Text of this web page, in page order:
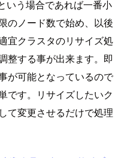
いう場合であれば一番小
のノード数で始め、以後
宜クラスタのリサイズ処
整する事が出来ます。即
が可能となっているので
です。リサイズしたいク
て変更させるだけで処理